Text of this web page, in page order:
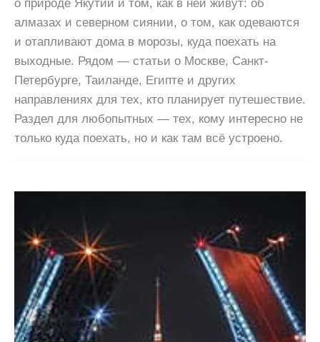
о природе Якутии и том, как в ней живут: об
алмазах и северном сиянии, о том, как одеваются
и отапливают дома в морозы, куда поехать на
выходные. Рядом — статьи о Москве, Санкт-
Петербурге, Таиланде, Египте и других
направлениях для тех, кто планирует путешествие.
Раздел для любопытных — тех, кому интересно не
только куда поехать, но и как там всё устроено.